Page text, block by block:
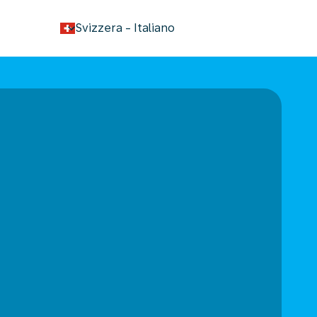
Svizzera - Italiano
keyboard_arrow_down